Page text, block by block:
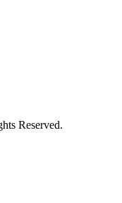
Reserved.